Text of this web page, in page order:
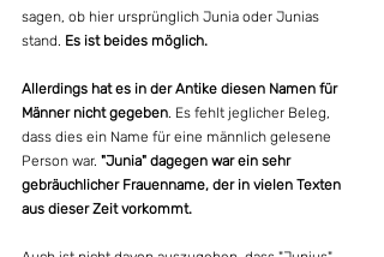
sagen, ob hier ursprünglich Junia oder Junias
stand. Es ist beides möglich.
Allerdings hat es in der Antike diesen Namen für
Männer nicht gegeben. Es fehlt jeglicher Beleg,
dass dies ein Name für eine männlich gelesene
Person war. "Junia" dagegen war ein sehr
gebräuchlicher Frauenname, der in vielen Texten
aus dieser Zeit vorkommt.